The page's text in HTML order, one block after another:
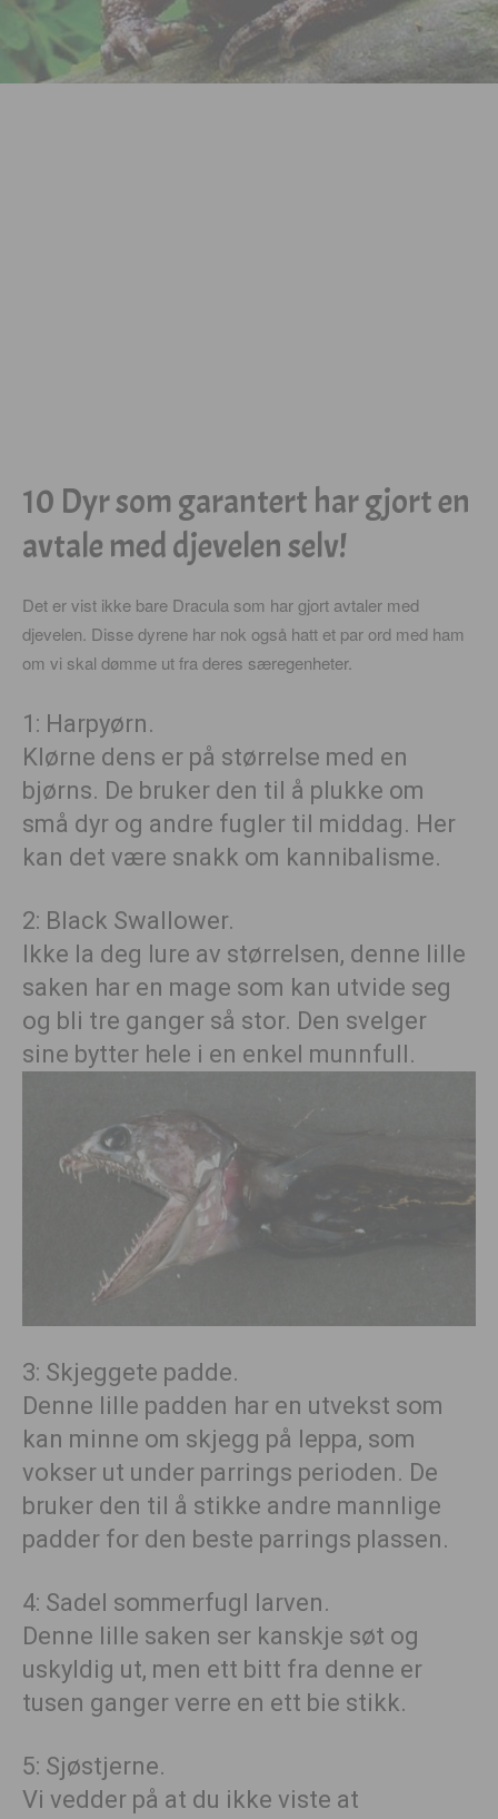
10 Dyr som garantert har gjort en
avtale med djevelen selv!
Det er vist ikke bare Dracula som har gjort avtaler med
djevelen. Disse dyrene har nok også hatt et par ord med ham
om vi skal dømme ut fra deres særegenheter.
1: Harpyørn.
Klørne dens er på størrelse med en
bjørns. De bruker den til å plukke om
små dyr og andre fugler til middag. Her
kan det være snakk om kannibalisme.
2: Black Swallower.
Ikke la deg lure av størrelsen, denne lille
saken har en mage som kan utvide seg
og bli tre ganger så stor. Den svelger
sine bytter hele i en enkel munnfull.
3: Skjeggete padde.
Denne lille padden har en utvekst som
kan minne om skjegg på leppa, som
vokser ut under parrings perioden. De
bruker den til å stikke andre mannlige
padder for den beste parrings plassen.
4: Sadel sommerfugl larven.
Denne lille saken ser kanskje søt og
uskyldig ut, men ett bitt fra denne er
tusen ganger verre en ett bie stikk.
5: Sjøstjerne.
Vi vedder på at du ikke viste at